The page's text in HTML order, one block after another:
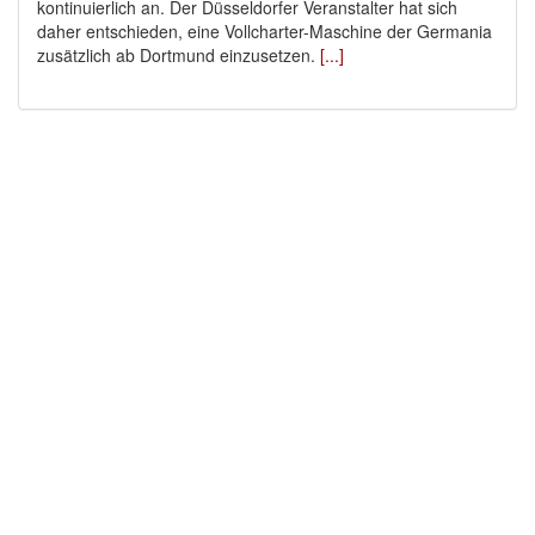
kontinuierlich an. Der Düsseldorfer Veranstalter hat sich
daher entschieden, eine Vollcharter-Maschine der Germania
zusätzlich ab Dortmund einzusetzen. [...]